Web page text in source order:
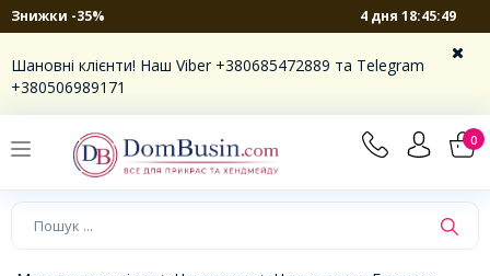
Знижки -35% 4 дня 18:45:48
Шановні клієнти! Наш Viber +380685472889 та Telegram
+380506989171
0